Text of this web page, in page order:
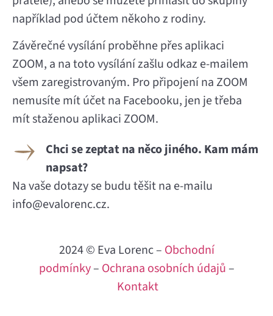
například pod účtem někoho z rodiny.
Závěrečné vysílání proběhne přes aplikaci
ZOOM, a na toto vysílání zašlu odkaz e-mailem
všem zaregistrovaným. Pro připojení na ZOOM
nemusíte mít účet na Facebooku, jen je třeba
mít staženou aplikaci ZOOM.
Chci se zeptat na něco jiného. Kam mám
napsat?
Na vaše dotazy se budu těšit na e-mailu
info@evalorenc.cz.
2024 © Eva Lorenc – Obchodní
podmínky– Ochrana osobních údajů –
Kontakt